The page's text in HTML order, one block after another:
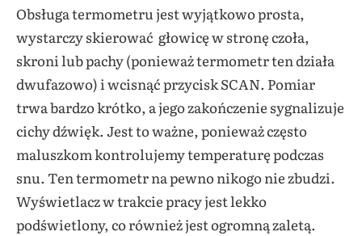
Obsługa termometru jest wyjątkowo prosta,
wystarczy skierować głowicę w stronę czoła,
skroni lub pachy (ponieważ termometr ten działa
dwufazowo) i wcisnąć przycisk SCAN. Pomiar
trwa bardzo krótko, a jego zakończenie sygnalizuje
cichy dźwięk. Jest to ważne, ponieważ często
maluszkom kontrolujemy temperaturę podczas
snu. Ten termometr na pewno nikogo nie zbudzi.
Wyświetlacz w trakcie pracy jest lekko
podświetlony, co również jest ogromną zaletą.